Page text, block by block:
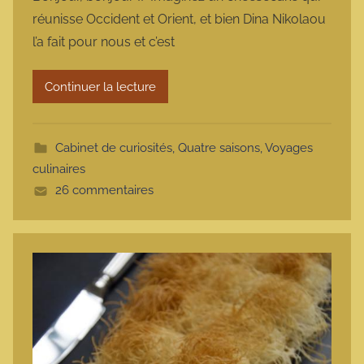
r
m
t
réunisse Occident et Orient, et bien Dina Nikolaou
l’a fait pour nous et c’est
Continuer la lecture
Cabinet de curiosités, Quatre saisons,Voyages
culinaires
26 commentaires